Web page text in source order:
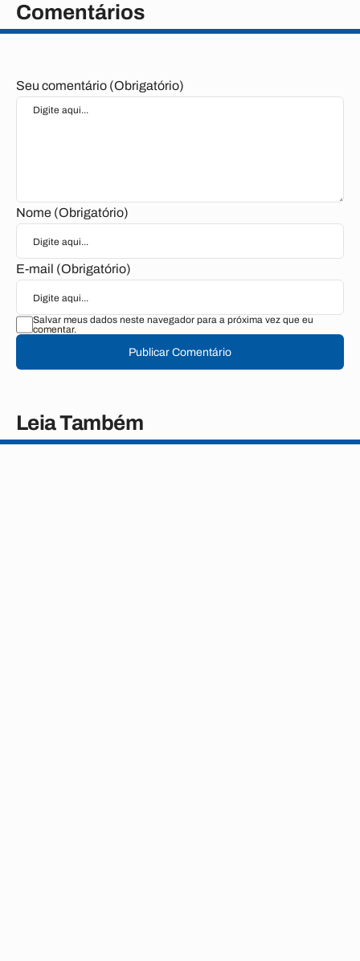
Comentários
Seu comentário (Obrigatório)
Nome (Obrigatório)
E-mail (Obrigatório)
Salvar meus dados neste navegador para a próxima vez que eu
comentar.
Publicar Comentário
Leia Também